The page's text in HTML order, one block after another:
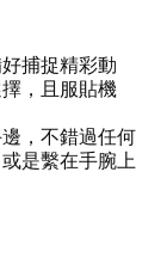
捕捉精彩動
，且服貼機
，不錯過任何
是繫在手腕上